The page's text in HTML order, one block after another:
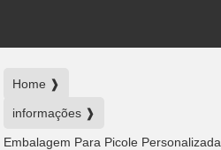
Home ❱
informações ❱
Embalagem Para Picole Personalizada